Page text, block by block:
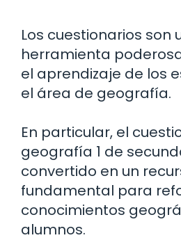
Los cuestionarios son
herramienta
el aprendizaje de los
el área de geografía.
En particular, el
geografía 1 de
convertido en un
fundamental para
conocimientos
alumnos.